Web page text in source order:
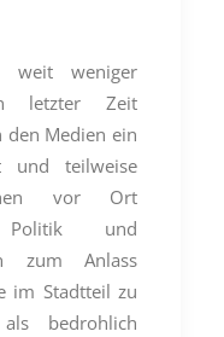
weit weniger
letzter Zeit
den Medien ein
und teilweise
vor Ort
Politik und
zum Anlass
im Stadtteil zu
bedrohlich